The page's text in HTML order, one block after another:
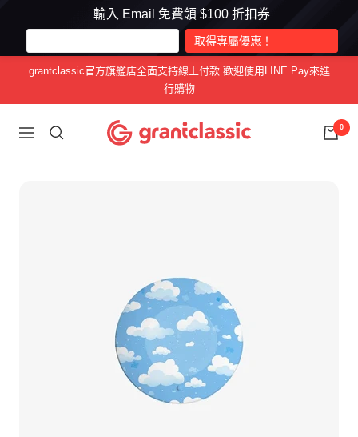
輸入 Email 免費領 $100 折扣券
內
grantclassic官方旗艦店全面支持線上付款 歡迎使用LINE Pay來進
行購物
導
grantclassic
特
0